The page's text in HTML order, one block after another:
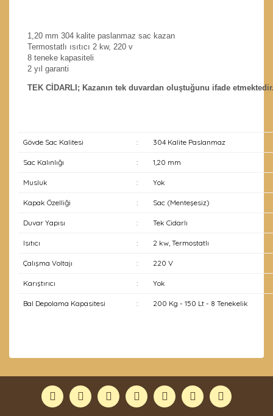
1,20 mm 304 kalite paslanmaz sac kazan
Termostatlı ısıtıcı 2 kw, 220 v
8 teneke kapasiteli
2 yıl garanti
TEK CİDARLI; Kazanın tek duvardan oluştuğunu ifade
Gövde Sac Kalitesi : 304 Kalite Paslanmaz
Sac Kalınlığı : 1,20 mm
Musluk : Yok
Kapak Özelliği : Sac (Menteşesiz)
Duvar Yapısı : Tek Cidarlı
Isıtıcı : 2 kw, Termostatlı
Çalışma Voltajı : 220 V
Karıştırıcı : Yok
Bal Depolama Kapasitesi : 200 Kg - 150 Lt - 8 Tenekelik
Yorum Yaz
formunu kullanarak tarafımıza iletebilirsiniz.
Görüş ve önerileriniz için teşekkür ederiz.